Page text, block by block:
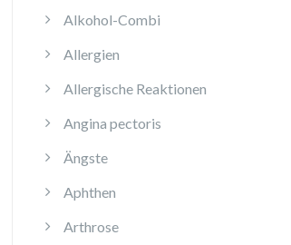
Alkohol-Combi
Allergien
Allergische Reaktionen
Angina pectoris
Ängste
Aphthen
Arthrose